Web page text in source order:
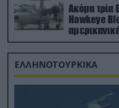
Ακόμα τρία
Hawkeye
ΕΛΛΗΝΟΤΟΥΡΚΙΚΑ